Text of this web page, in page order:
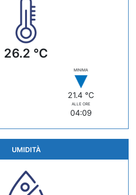
26.2 °C
MINIMA
21.4 °C
ALLE ORE
04:09
UMIDITÀ